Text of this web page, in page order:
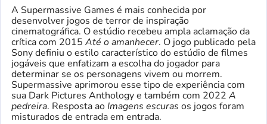
A Supermassive Games é mais conhecida por
desenvolver jogos de terror de inspiração
cinematográfica. O estúdio recebeu ampla aclamação da
crítica com 2015 Até o amanhecer. O jogo publicado pela
Sony definiu o estilo característico do estúdio de filmes
jogáveis ​​que enfatizam a escolha do jogador para
determinar se os personagens vivem ou morrem.
Supermassive aprimorou esse tipo de experiência com
sua Dark Pictures Anthology e também com 2022 A
pedreira. Resposta ao Imagens escuras os jogos foram
misturados de entrada em entrada.